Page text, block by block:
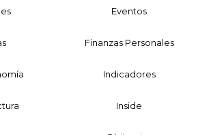
Eventos
Finanzas Personales
Indicadores
Inside